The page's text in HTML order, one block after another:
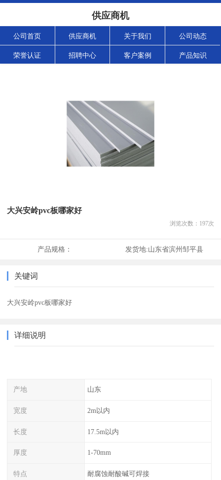
供应商机
公司首页 供应商机 关于我们 公司动态
荣誉认证 招聘中心 客户案例 产品知识
大兴安岭pvc板哪家好
浏览次数： 197次
产品规格： 发货地:山东省滨州邹平县
关键词
大兴安岭pvc板哪家好
详细说明
产地 山东
宽度 2m以内
长度 17.5m以内
厚度 1-70mm
特点 耐腐蚀耐酸碱可焊接